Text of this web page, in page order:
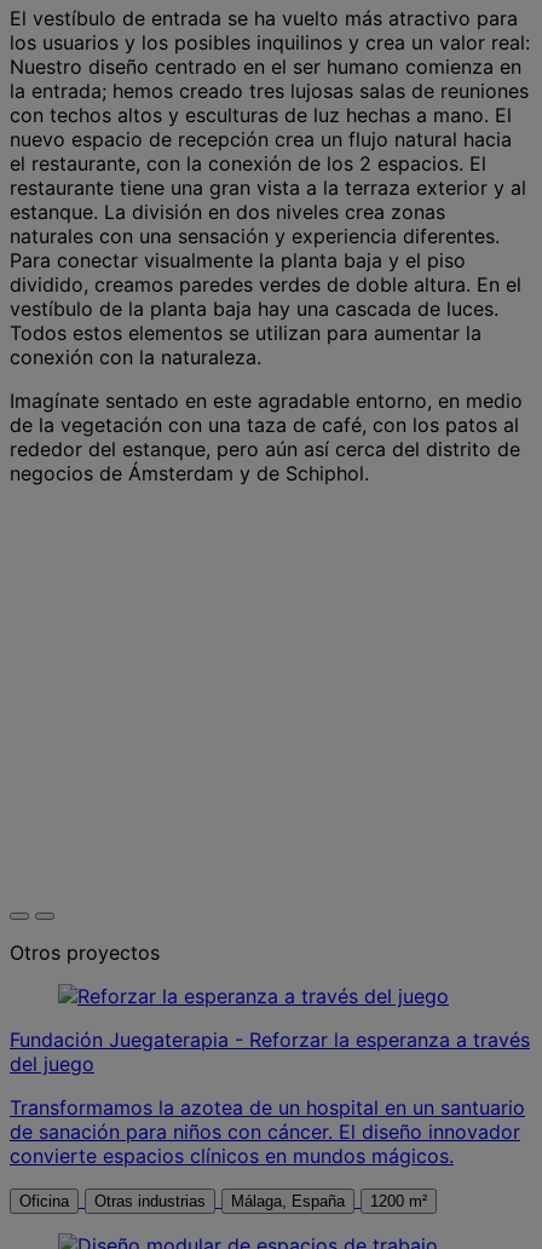
El vestíbulo de entrada se ha vuelto más atractivo para
los usuarios y los posibles inquilinos y crea un valor real:
Nuestro diseño centrado en el ser humano comienza en
la entrada; hemos creado tres lujosas salas de reuniones
con techos altos y esculturas de luz hechas a mano. El
nuevo espacio de recepción crea un flujo natural hacia
el restaurante, con la conexión de los 2 espacios. El
restaurante tiene una gran vista a la terraza exterior y al
estanque. La división en dos niveles crea zonas
naturales con una sensación y experiencia diferentes.
Para conectar visualmente la planta baja y el piso
dividido, creamos paredes verdes de doble altura. En el
vestíbulo de la planta baja hay una cascada de luces.
Todos estos elementos se utilizan para aumentar la
conexión con la naturaleza.
Imagínate sentado en este agradable entorno, en medio
de la vegetación con una taza de café, con los patos al
rededor del estanque, pero aún así cerca del distrito de
negocios de Ámsterdam y de Schiphol.
Otros proyectos
Fundación Juegaterapia - Reforzar la esperanza a través
del juego
Transformamos la azotea de un hospital en un santuario
de sanación para niños con cáncer. El diseño innovador
convierte espacios clínicos en mundos mágicos.
Oficina Otras industrias Málaga, España 1200 m²